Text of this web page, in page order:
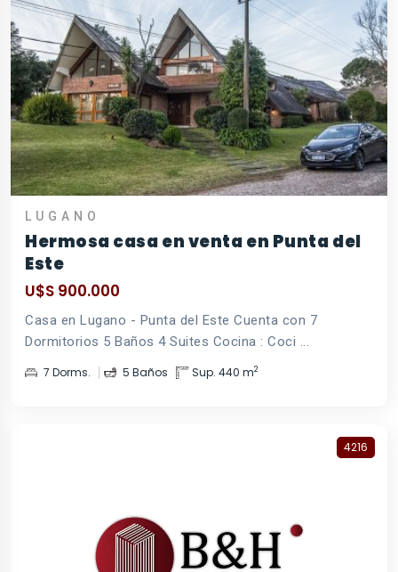
LUGANO
Hermosa casa en venta en Punta del
Este
U$S 900.000
Casa en Lugano - Punta del Este Cuenta con 7
Dormitorios 5 Baños 4 Suites Cocina : Coci ...
7 Dorms. 5 Baños Sup. 440 m2
4216